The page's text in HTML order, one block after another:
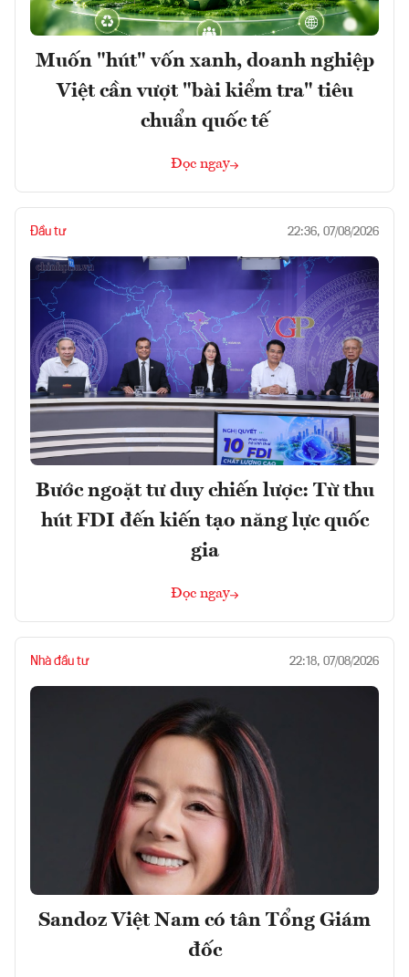
Muốn "hút" vốn xanh, doanh nghiệp
Việt cần vượt "bài kiểm tra" tiêu
chuẩn quốc tế
Đọc ngay
Đầu tư 22:36, 07/08/2026
Bước ngoặt tư duy chiến lược: Từ thu
hút FDI đến kiến tạo năng lực quốc
gia
Đọc ngay
Nhà đầu tư 22:18, 07/08/2026
Sandoz Việt Nam có tân Tổng Giám
đốc